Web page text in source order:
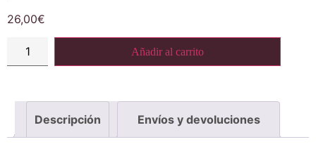
26,00€
Añadir al carrito
Descripción Envíos y devoluciones